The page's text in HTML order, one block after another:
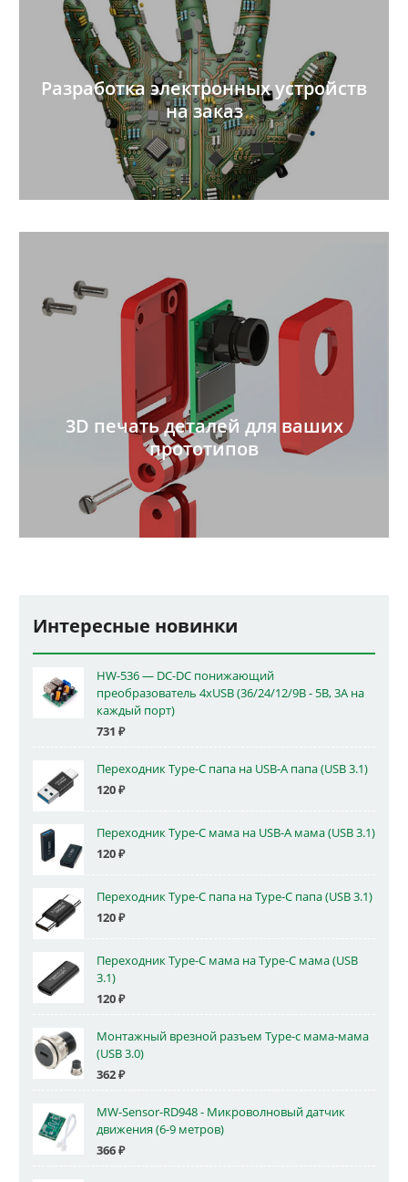
Разработка электронных устройств
на заказ
3D печать деталей для ваших
прототипов
Интересные новинки
HW-536 — DC-DC понижающий
преобразователь 4xUSB (36/24/12/9В - 5В, 3А на
каждый порт)
731 ₽
Переходник Type-C папа на USB-A папа (USB 3.1)
120₽
Переходник Type-C мама на USB-A мама (USB 3.1)
120₽
Переходник Type-C папа на Type-C папа (USB 3.1)
120₽
Переходник Type-C мама на Type-C мама (USB
3.1)
120₽
Монтажный врезной разъем Type-c мама-мама
(USB 3.0)
362₽
MW-Sensor-RD948 - Микроволновый датчик
движения (6-9 метров)
366₽